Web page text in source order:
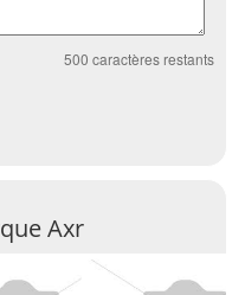
500 caractères restants
Axr